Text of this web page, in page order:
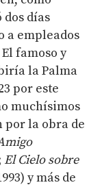
días
a empleados
famoso y
la Palma
por este
muchísimos
por la obra de
El Cielo sobre
y más de